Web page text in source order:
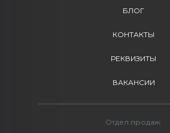
БЛОГ
КОНТАКТЫ
РЕКВИЗИТЫ
Отдел продаж:
ВАКАНСИИ